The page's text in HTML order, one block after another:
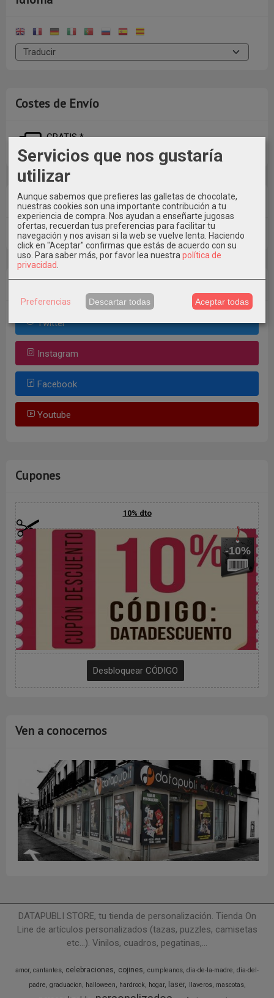
Costes de Envío
GRATIS *
Consultar Destinos
Tu Carrito (0)
El carrito de la compra está vacío
Redes Sociales
Twitter
Instagram
Facebook
Youtube
Cupones
10% dto
-10%
Ven a conocernos
DATAPUBLI STORE, tu tienda de personalización. Tienda On
Line de artículos personalizados (tazas, puzzles, camisetas
etc...). Vinilos, cuadros, pegatinas,...
amor cantantes celebraciones cojines cumpleanos dia-de-la-madre dia-del-
padre graduacion halloween hardrock hogar laser llaveros mascotas
Servicios que nos gustaría
utilizar
Aunque sabemos que prefieres las galletas de chocolate,
nuestras cookies son una importante contribución a tu
experiencia de compra. Nos ayudan a enseñarte jugosas
ofertas, recuerdan tus preferencias para facilitar tu
navegación y nos avisan si la web se vuelve lenta. Haciendo
click en "Aceptar" confirmas que estás de acuerdo con su
uso. Para saber más, por favor lea nuestra política de
privacidad
Preferencias Descartar todas Aceptar todas